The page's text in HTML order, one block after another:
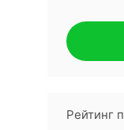
Рейтинг